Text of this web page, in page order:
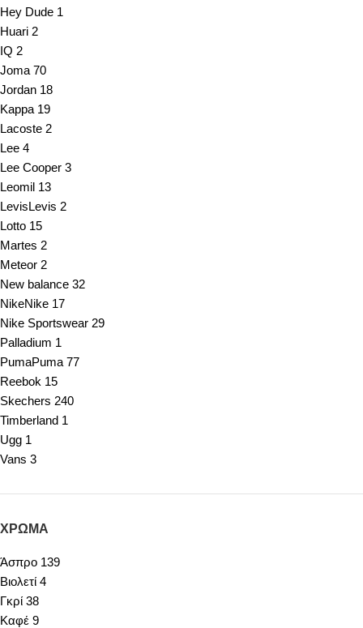
Hey Dude 1
Huari 2
IQ 2
Joma 70
Jordan 18
Kappa 19
Lacoste 2
Lee 4
Lee Cooper 3
Leomil 13
LevisLevis 2
Lotto 15
Martes 2
Meteor 2
New balance 32
NikeNike 17
Nike Sportswear 29
Palladium 1
PumaPuma 77
Reebok 15
Skechers 240
Timberland 1
Ugg 1
Vans 3
ΧΡΏΜΑ
Άσπρο 139
Βιολετί 4
Γκρί 38
Καφέ 9